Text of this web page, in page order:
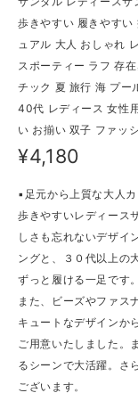
歩きやすい 履きやすい
ュアル 大人 おしゃれ
スポーティー ラフ 存
チック 夏 旅行 海 プ
40代 レディース 女性
い お揃い 双子 ファッ
¥4,180
▪足元から上質な大人
歩きやすいレディース
しさも忘れないデザイ
ングと、３０代以上の
ずっと履ける一足です。
また、ビーズやファス
キュートなデザインか
ご用意いたしました。
るシーンで大活躍。さ
ございます。